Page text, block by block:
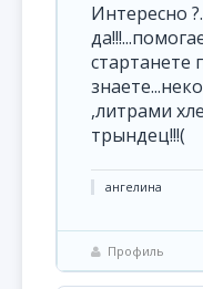
Интересно
стартанете
,литрами
трындец!!!(
ангелина
Профиль